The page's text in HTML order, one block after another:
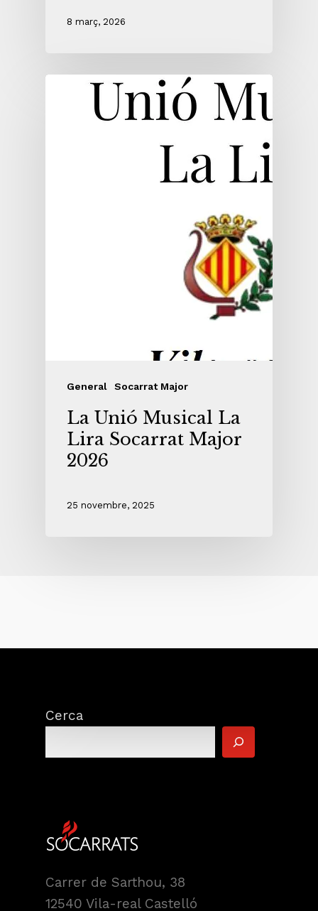
8 març, 2026
General Socarrat Major
La Unió Musical La
Lira Socarrat Major
2026
25 novembre, 2025
Cerca
Carrer de Sarthou, 38
12540 Vila-real Castelló